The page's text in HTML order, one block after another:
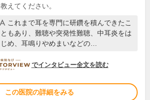
教えてください。
これまで耳を専門に研鑽を積んできたこ
ともあり、難聴や突発性難聴、中耳炎をは
じめ、耳鳴りやめまいなどの…
DOCTORVIEW
でインタビュー全文を読む
この医院の詳細をみる